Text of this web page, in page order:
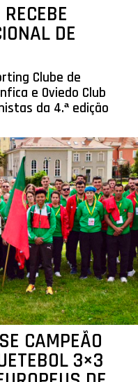
DE
Clube de
e Oviedo Club
da 4.ª edição
CAMPEÃO
3×3